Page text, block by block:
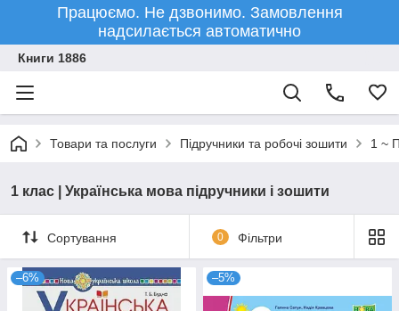
Працюємо. Не дзвонимо. Замовлення
надсилається автоматично
Книги 1886
Товари та послуги Підручники та робочі зошити 1 ~
1 клас | Українська мова підручники і зошити
Сортування 0 Фільтри
–6% –5%